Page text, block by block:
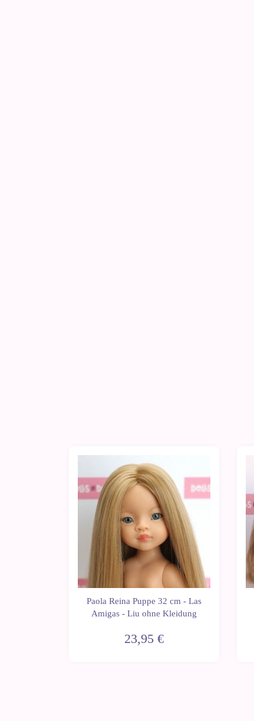
Paola Reina Puppe 32 cm - Las
Amigas - Liu ohne Kleidung
23,95 €